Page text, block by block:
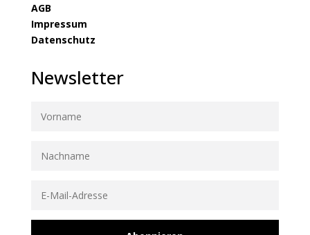
AGB
Impressum
Datenschutz
Newsletter